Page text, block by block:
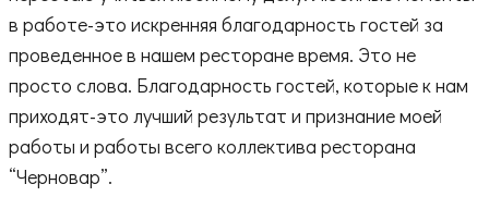
в работе-это искренняя благодарность гостей за
проведенное в нашем ресторане время. Это не
просто слова. Благодарность гостей, которые к нам
приходят-это лучший результат и признание моей
работы и работы всего коллектива ресторана
“Черновар”.